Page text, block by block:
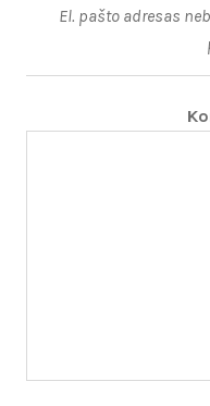
El. pašto adresas